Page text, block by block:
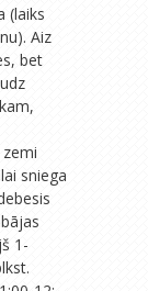
(laiks
Aiz
bet
sniega
1-